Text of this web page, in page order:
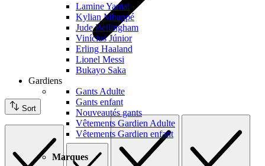
Lamine Yamal
Kylian Mbappé
Jude Bellingham
Vinícius Júnior
Erling Haaland
Lionel Messi
Bukayo Saka
Gardiens
Gants Adulte
Gants enfant
Nouveautés gants
Vêtements Gardien Adulte
Vêtements Gardien enfant
Marques
Sort